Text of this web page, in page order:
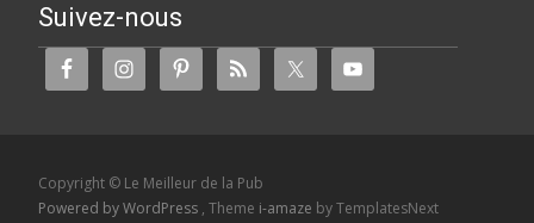
Suivez-nous
Copyright © Le Meilleur de la Pub
Powered by WordPress , Theme i-amaze by TemplatesNext